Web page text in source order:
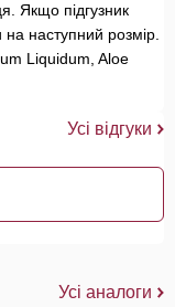
Якщо підгузник
наступний розмір.
Liquidum, Aloe
Усі відгуки
Усі аналоги